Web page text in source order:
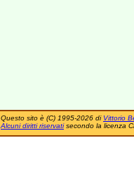
Questo sito è (C) 1995-2026 di Vittorio
Alcuni diritti riservatisecondo la licenza